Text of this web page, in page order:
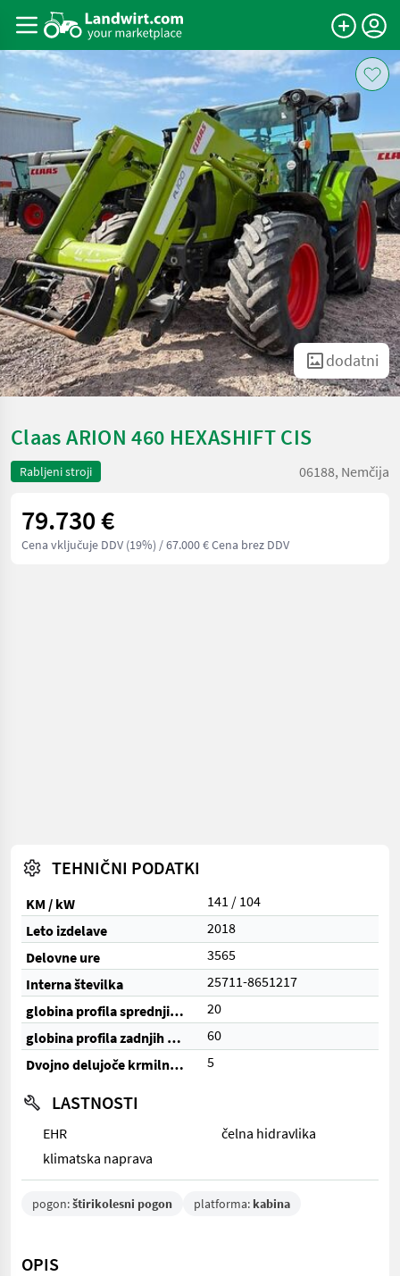
dodatni
Claas ARION 460 HEXASHIFT CIS
Rabljeni stroji 06188, Nemčija
79.730 €
Cena vključuje DDV (19%) / 67.000 € Cena brez DDV
TEHNIČNI PODATKI
KM / kW
141 / 104
Leto izdelave
2018
Delovne ure
3565
Interna številka
25711-8651217
globina profila sprednjih pnevmatik (%)
20
globina profila zadnjih pnevmatik (%)
60
Dvojno delujoče krmilne enote (skupaj)
5
LASTNOSTI
EHR
čelna hidravlika
klimatska naprava
pogon:štirikolesni pogon platforma: kabina
OPIS